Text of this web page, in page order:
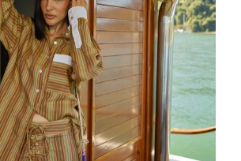
90cm - Comprimento: 58cm.
94cm - Comprimento: 60cm.
98cm - Comprimento: 62cm.